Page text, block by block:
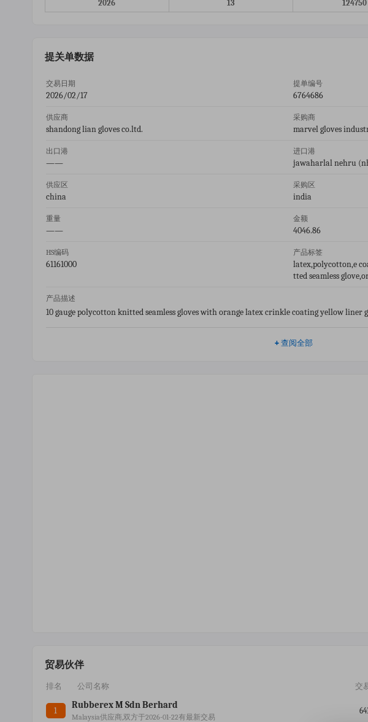
2026
13 124750
提关单数据
交易日期
2026/02/17
提单编号
6764686
供应商
shandong lian gloves co.ltd.
采购商
marvel gloves
出口港
——
进口港
jawaharlal nehru
供应区
china
采购区
india
重量
——
金额
4046.86
HS编码
61161000
产品标签
latex,polycotton,e
tted seamless
产品描述
10 gauge polycotton knitted seamless gloves with orange latex crinkle coating yellow liner
+ 查阅全部
贸易伙伴
排名 公司名称 交
1
Rubberex M Sdn Berhard
Malaysia供应商,双方于2026-01-22有最新交易